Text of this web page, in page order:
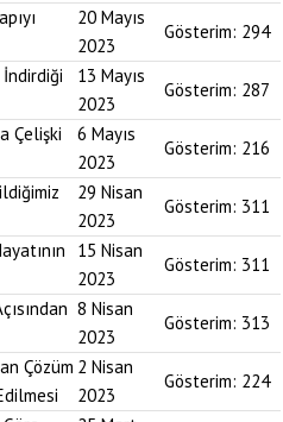
20 Mayıs
2023
Gösterim: 294
İndirdiği
13 Mayıs
2023
Gösterim: 287
Çelişki
6 Mayıs
2023
Gösterim: 216
29 Nisan
2023
Gösterim: 311
15 Nisan
2023
Gösterim: 311
8 Nisan
2023
Gösterim: 313
Çözüm 2 Nisan
2023
Gösterim: 224